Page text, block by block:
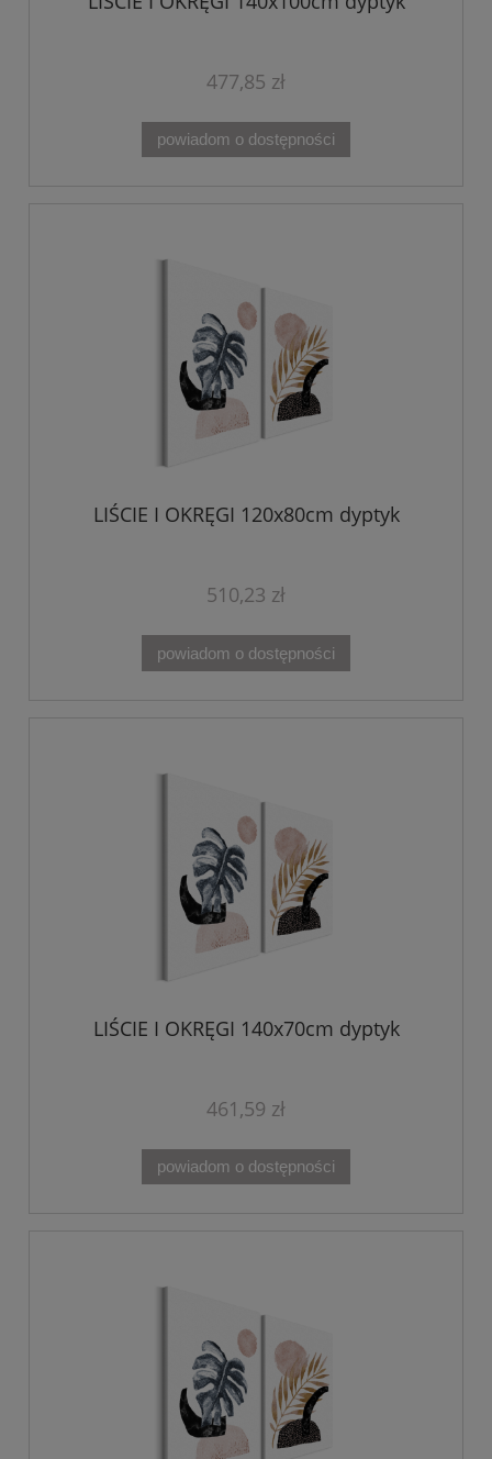
477,85 zł
powiadom o dostępności
LIŚCIE I OKRĘGI 120x80cm dyptyk
510,23 zł
powiadom o dostępności
LIŚCIE I OKRĘGI 140x70cm dyptyk
461,59 zł
powiadom o dostępności